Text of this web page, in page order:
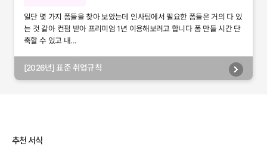
일단 몇 가지 폼들을 찾아 보았는데 인사팀에서 필요한 폼들은 거의 다 있
는 것 같아 컨펌 받아 프리미엄 1년 이용해보려고 합니다 폼 만들 시간 단
축할 수 있고 내...
[2026년] 표준 취업규칙
추천 서식